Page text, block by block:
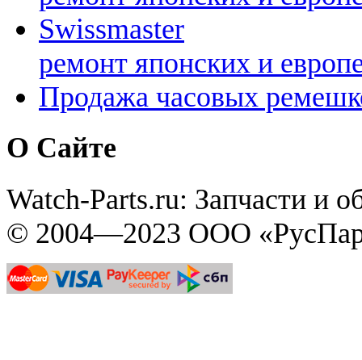
Swissmaster
ремонт японских и
Продажа часовых
О Сайте
Watch-Parts.ru: Запчасти и
© 2004—2023 ООО